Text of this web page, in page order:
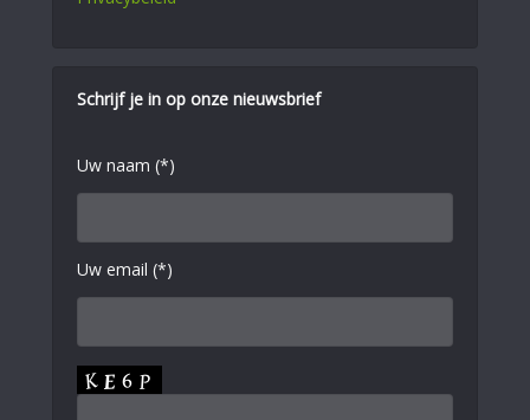
Schrijf je in op onze nieuwsbrief
Uw naam (*)
Uw email (*)